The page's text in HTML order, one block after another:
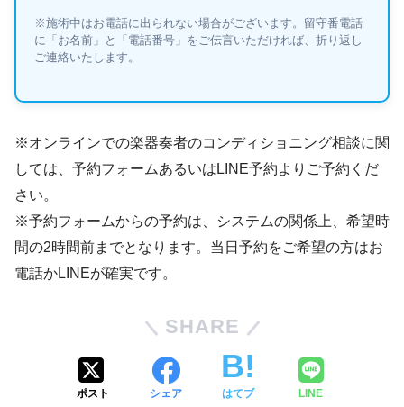
※施術中はお電話に出られない場合がございます。留守番電話
に「お名前」と「電話番号」をご伝言いただければ、折り返し
ご連絡いたします。
※オンラインでの楽器奏者のコンディショニング相談に関
しては、予約フォームあるいはLINE予約よりご予約くだ
さい。
※予約フォームからの予約は、システムの関係上、希望時
間の2時間前までとなります。当日予約をご希望の方はお
電話かLINEが確実です。
SHARE
ポスト シェア はてブ LINE